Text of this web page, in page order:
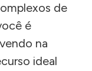
de
é
na
ideal